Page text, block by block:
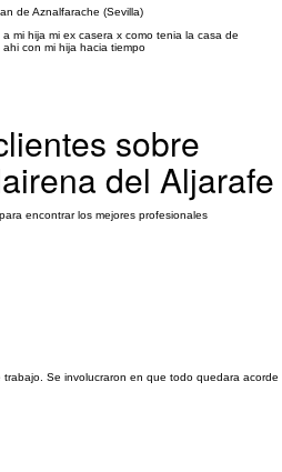
de Aznalfarache (Sevilla)
mi hija mi ex casera x como tenia la casa de
con mi hija hacia tiempo
sobre
del Aljarafe
encontrar los mejores profesionales
Se involucraron en que todo quedara acorde